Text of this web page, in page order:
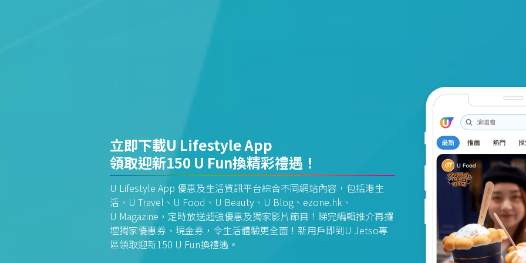
立即下載U Lifestyle App
領取迎新150 U Fun換精彩禮遇！
U Lifestyle App 優惠及生活資訊平台綜合不同網站內容，包括港生
活、U Travel、U Food、U Beauty、U Blog、ezone.hk、
U Magazine，定時放送超強優惠及獨家影片節目！睇完編輯推介再攞
埋獨家優惠券、現金券，令生活體驗更全面！新用戶即到U Jetso專
區領取迎新150 U Fun換禮遇。